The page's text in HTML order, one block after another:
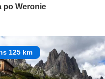
po Weronie
125 km